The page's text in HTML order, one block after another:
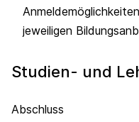
jeweiligen
Studien- und
Abschluss